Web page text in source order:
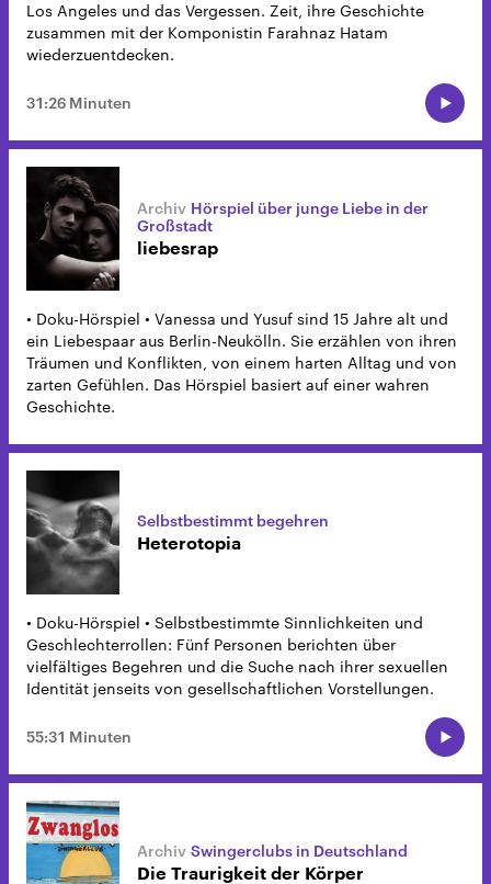
Los Angeles und das Vergessen. Zeit, ihre Geschichte
zusammen mit der Komponistin Farahnaz Hatam
wiederzuentdecken.
31:26 Minuten
Hörspiel über junge Liebe in der
Großstadt
liebesrap
• Doku-Hörspiel • Vanessa und Yusuf sind 15 Jahre alt und
ein Liebespaar aus Berlin-Neukölln. Sie erzählen von ihren
Träumen und Konflikten, von einem harten Alltag und von
zarten Gefühlen. Das Hörspiel basiert auf einer wahren
Geschichte.
Selbstbestimmt begehren
Heterotopia
• Doku-Hörspiel • Selbstbestimmte Sinnlichkeiten und
Geschlechterrollen: Fünf Personen berichten über
vielfältiges Begehren und die Suche nach ihrer sexuellen
Identität jenseits von gesellschaftlichen Vorstellungen.
55:31 Minuten
Swingerclubs in Deutschland
Die Traurigkeit der Körper